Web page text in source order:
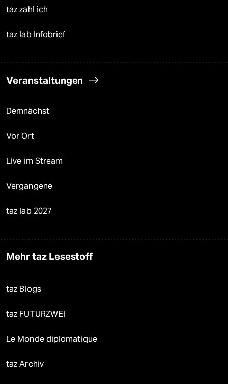
taz zahl ich
taz lab Infobrief
Veranstaltungen
Demnächst
Vor Ort
Live im Stream
Vergangene
taz lab 2027
Mehr taz Lesestoff
taz Blogs
taz FUTURZWEI
Le Monde diplomatique
taz Archiv